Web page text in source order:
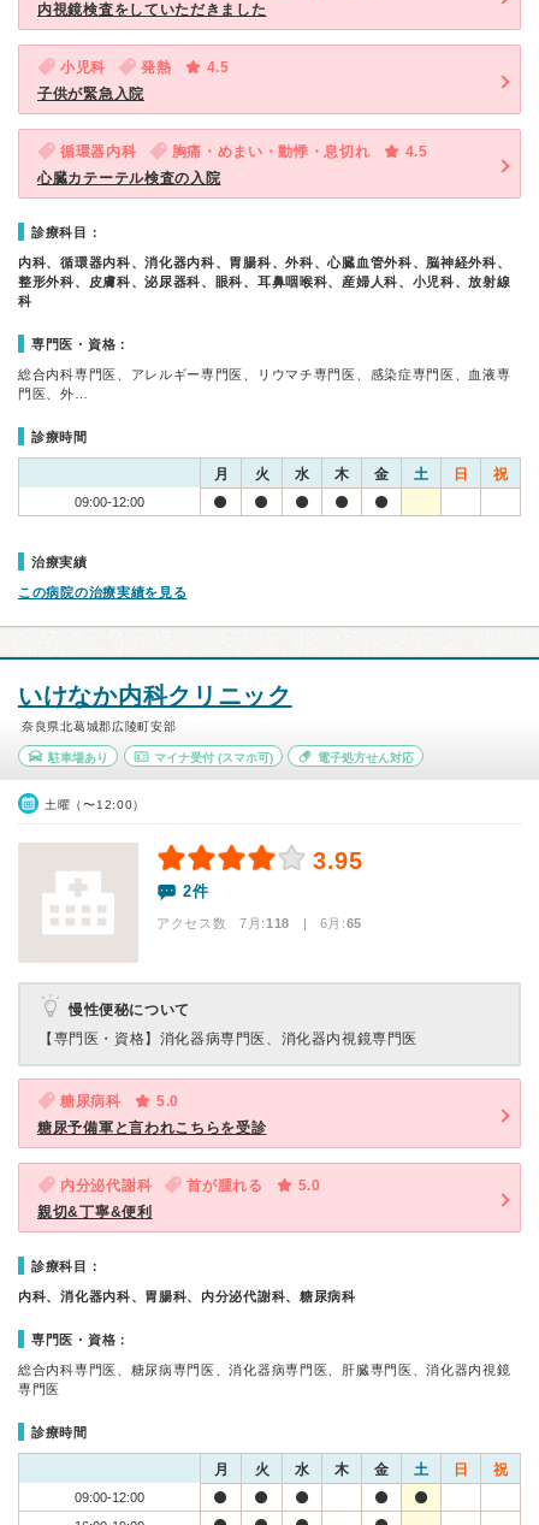
内視鏡検査をしていただきました
小児科 発熱
4.5
子供が緊急入院
循環器内科 胸痛・めまい・動悸・息切れ
4.5
心臓カテーテル検査の入院
診療科目：
内科、循環器内科、消化器内科、胃腸科、外科、心臓血管外科、脳神経外科、
整形外科、皮膚科、泌尿器科、眼科、耳鼻咽喉科、産婦人科、小児科、放射線
科
専門医・資格：
総合内科専門医、アレルギー専門医、リウマチ専門医、感染症専門医、血液専
門医、外…
診療時間
月 火 水 木 金 土 日 祝
09:00-12:00
治療実績
この病院の治療実績を見る
いけなか内科クリニック
奈良県北葛城郡広陵町安部
駐車場あり マイナ受付(スマホ可) 電子処方せん対応
土曜（〜12:00）
3.95
2件
アクセス数 7月:118 | 6月:65
慢性便秘について
【専門医・資格】 消化器病専門医、消化器内視鏡専門医
糖尿病科
5.0
糖尿予備軍と言われこちらを受診
内分泌代謝科 首が腫れる
5.0
親切&丁寧&便利
診療科目：
内科、消化器内科、胃腸科、内分泌代謝科、糖尿病科
専門医・資格：
総合内科専門医、糖尿病専門医、消化器病専門医、肝臓専門医、消化器内視鏡
専門医
診療時間
月 火 水 木 金 土 日 祝
09:00-12:00